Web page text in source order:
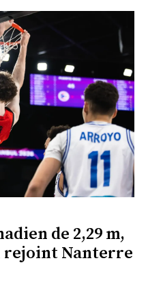
de 2,29 m,
rejoint Nanterre